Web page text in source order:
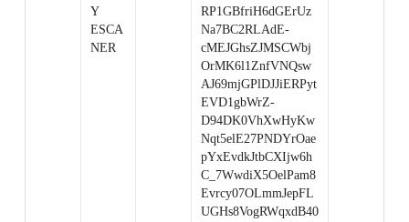
Y
ESCA
NER
RP1GBfriH6dGErUz
Na7BC2RLAdE-
cMEJGhsZJMSCWbj
OrMK6l1ZnfVNQsw
AJ69mjGPlDJJiERPyt
EVD1gbWrZ-
D94DK0VhXwHyKw
Nqt5elE27PNDYrOae
pYxEvdkJtbCXIjw6h
C_7WwdiX5OelPam8
Evrcy07OLmmJepFL
UGHs8VogRWqxdB40